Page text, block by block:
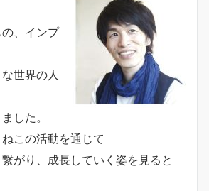
、インプ
世界の人
した。
この活動を通じて
がり、成長していく姿を見ると